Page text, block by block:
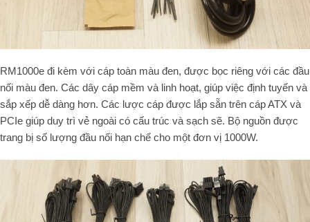
RM1000e đi kèm với cáp toàn màu đen, được bọc riêng với các đầu
nối màu đen. Các dây cáp mềm và linh hoạt, giúp việc định tuyến và
sắp xếp dễ dàng hơn. Các lược cáp được lắp sẵn trên cáp ATX và
PCIe giúp duy trì vẻ ngoài có cấu trúc và sạch sẽ. Bộ nguồn được
trang bị số lượng đầu nối hạn chế cho một đơn vị 1000W.